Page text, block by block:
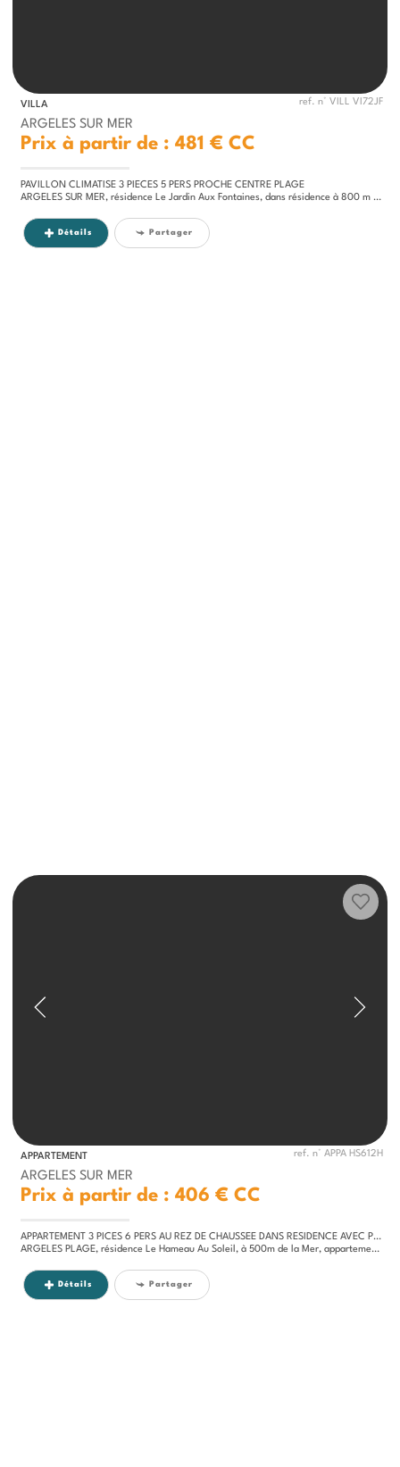
VILLA ref. n° VILL VI72JF
ARGELES SUR MER
Prix à partir de : 481 € CC
PAVILLON CLIMATISE 3 PIECES 5 PERS PROCHE CENTRE PLAGE
ARGELES SUR MER, résidence Le Jardin Aux Fontaines, dans résidence à 800 m de la plage, Pavillon 3 PIECES en duplex pour...
Détails Partager
APPARTEMENT ref. n° APPA HS612H
ARGELES SUR MER
Prix à partir de : 406 € CC
APPARTEMENT 3 PICES 6 PERS AU REZ DE CHAUSSEE DANS RESIDENCE AVEC PISCINE ET TENNIS
ARGELES PLAGE, résidence Le Hameau Au Soleil, à 500m de la Mer, appartement 3 pièces au RDC pour 6 personnes :...
Détails Partager